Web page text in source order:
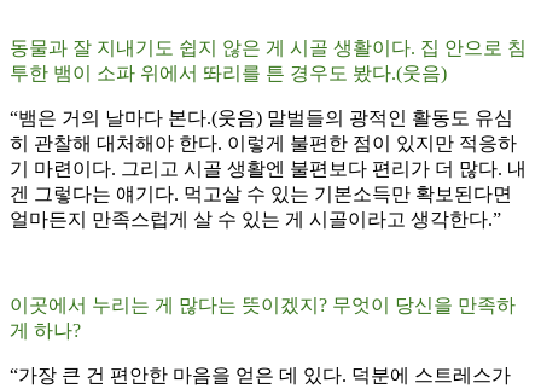
동물과 잘 지내기도 쉽지 않은 게 시골 생활이다. 집 안으로 침
투한 뱀이 소파 위에서 똬리를 튼 경우도 봤다.(웃음)
“뱀은 거의 날마다 본다.(웃음) 말벌들의 광적인 활동도 유심
히 관찰해 대처해야 한다. 이렇게 불편한 점이 있지만 적응하
기 마련이다. 그리고 시골 생활엔 불편보다 편리가 더 많다. 내
겐 그렇다는 얘기다. 먹고살 수 있는 기본소득만 확보된다면
얼마든지 만족스럽게 살 수 있는 게 시골이라고 생각한다.”
이곳에서 누리는 게 많다는 뜻이겠지? 무엇이 당신을 만족하
게 하나?
“가장 큰 건 편안한 마음을 얻은 데 있다. 덕분에 스트레스가